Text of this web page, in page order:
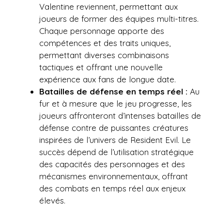
Valentine reviennent, permettant aux
joueurs de former des équipes multi-titres.
Chaque personnage apporte des
compétences et des traits uniques,
permettant diverses combinaisons
tactiques et offrant une nouvelle
expérience aux fans de longue date.
Batailles de défense en temps réel : Au
fur et à mesure que le jeu progresse, les
joueurs affronteront d’intenses batailles de
défense contre de puissantes créatures
inspirées de l’univers de Resident Evil. Le
succès dépend de l’utilisation stratégique
des capacités des personnages et des
mécanismes environnementaux, offrant
des combats en temps réel aux enjeux
élevés.